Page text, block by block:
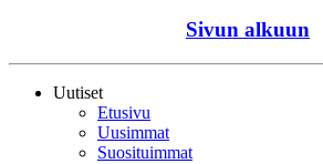
Sivun alkuun
Uutiset
Etusivu
Uusimmat
Suosituimmat